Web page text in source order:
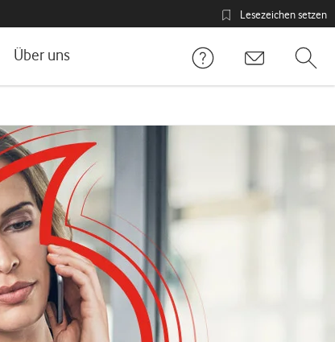
Lesezeichen setzen
Über uns